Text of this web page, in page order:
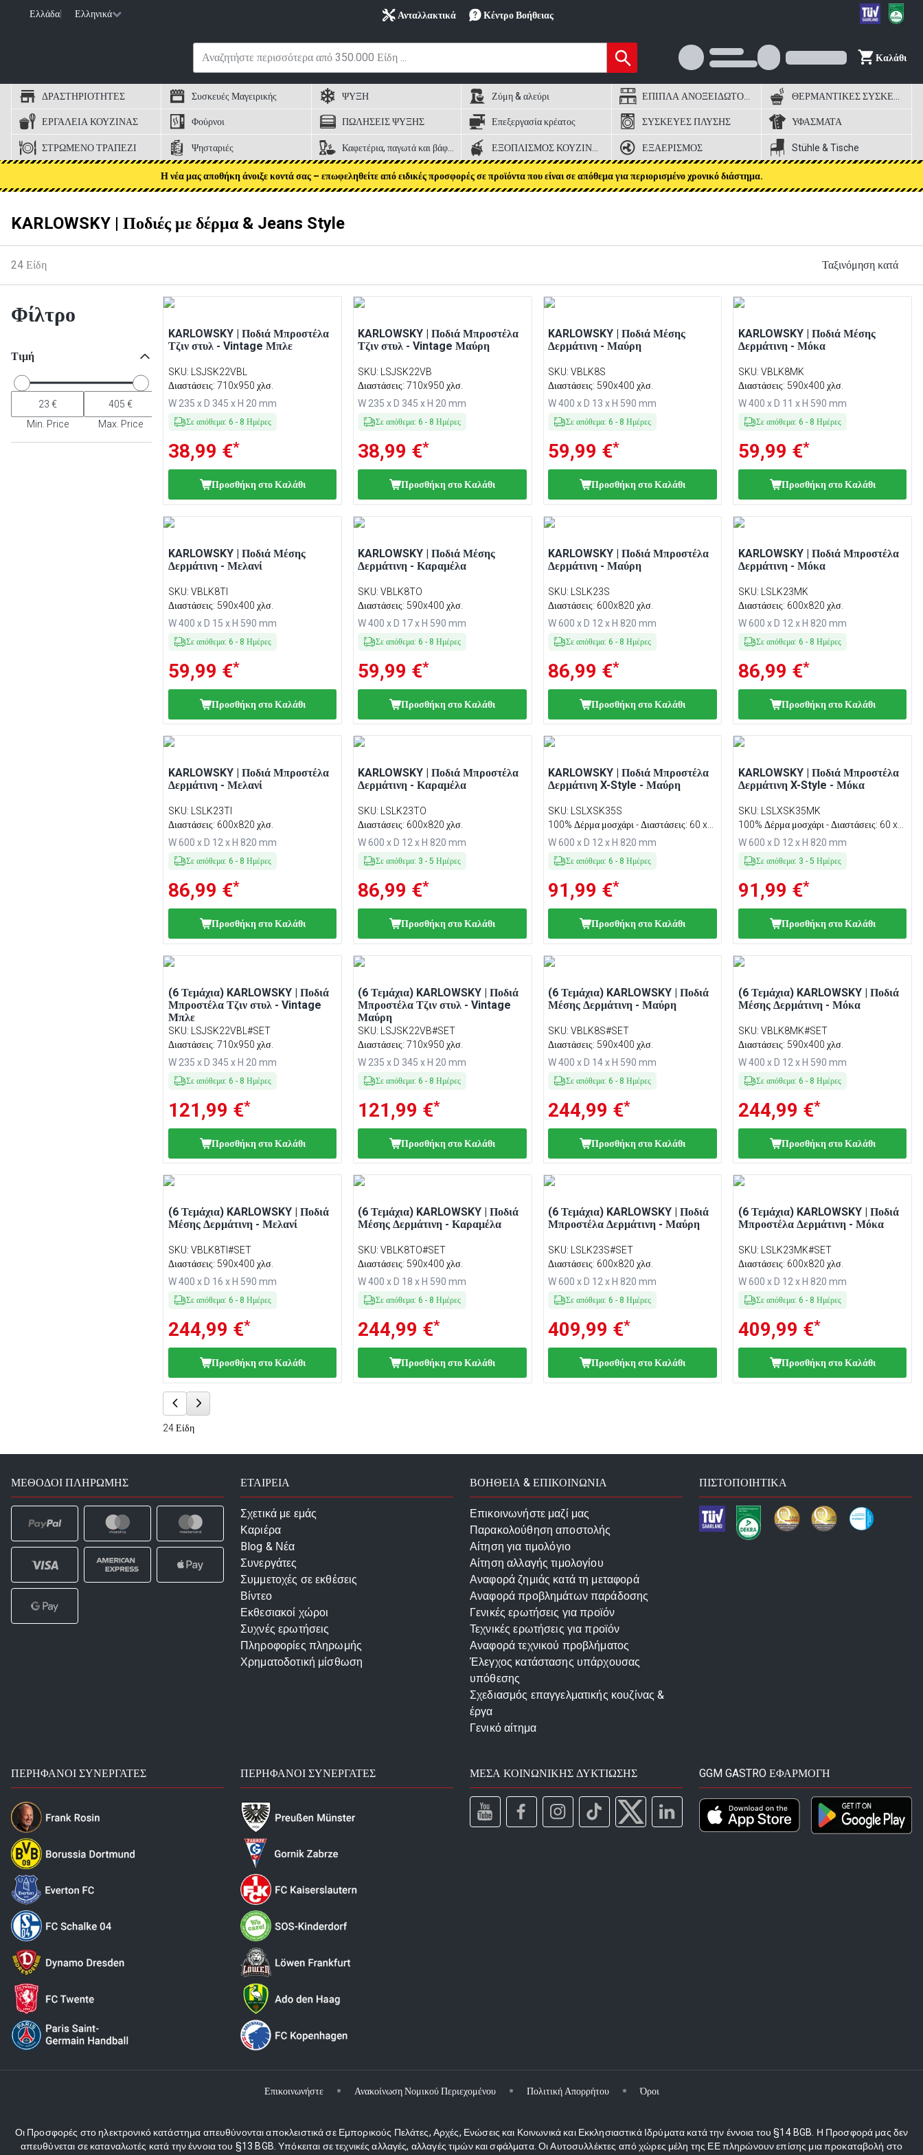
Ελλάδα Ελληνικά Ανταλλακτικά Κέντρο Βοήθειας
Καλάθι
ΔΡΑΣΤΗΡΙΟΤΗΤΕΣ Συσκευές Μαγειρικής ΨΥΞΗ Ζύμη & αλεύρι ΕΠΙΠΛΑ ΑΝΟΞΕΙΔΩΤΟΣ ΧΑΛΥΒΑΣ
ΕΡΓΑΛΕΙΑ ΚΟΥΖΙΝΑΣ Φούρνοι ΠΩΛΗΣΕΙΣ ΨΥΞΗΣ Επεξεργασία κρέατος ΣΥΣΚΕΥΕΣ ΠΛΥΣΗΣ ΥΦΑΣΜΑΤΑ
ΣΤΡΩΜΕΝΟ ΤΡΑΠΕΖΙ Ψησταριές Καφετέρια, παγωτά και βάφλες ΕΞΑΕΡΙΣΜΟΣ Stühle & Tische
Η νέα μας αποθήκη άνοιξε κοντά σας – επωφεληθείτε από ειδικές προσφορές σε προϊόντα που είναι σε απόθεμα για περιορισμένο χρονικό διάστημα.
KARLOWSKY | Ποδιές με δέρμα & Jeans Style
24 Είδη Ταξινόμηση κατά
Φίλτρο
Τιμή
Min. Price Max. Price
KARLOWSKY | Ποδιά Μπροστέλα
Τζιν στυλ - Vintage Μπλε
SKU:
LSJSK22VBL
Διαστάσεις: 710x950 χλσ.
W 235 x D 345 x H 20 mm
Σε απόθεμα: 6 - 8 Ημέρες
38,99 €*
Προσθήκη στο Καλάθι
KARLOWSKY | Ποδιά Μπροστέλα
Τζιν στυλ - Vintage Μαύρη
SKU:
LSJSK22VB
Διαστάσεις: 710x950 χλσ.
W 235 x D 345 x H 20 mm
Σε απόθεμα: 6 - 8 Ημέρες
38,99 €*
Προσθήκη στο Καλάθι
KARLOWSKY | Ποδιά Μέσης
Δερμάτινη - Μαύρη
SKU:VBLK8S
Διαστάσεις: 590x400 χλσ.
W 400 x D 13 x H 590 mm
Σε απόθεμα: 6 - 8 Ημέρες
59,99 €*
Προσθήκη στο Καλάθι
KARLOWSKY | Ποδιά Μέσης
Δερμάτινη - Μόκα
SKU: VBLK8MK
Διαστάσεις: 590x400 χλσ.
W 400 x D 11 x H 590 mm
Σε απόθεμα: 6 - 8 Ημέρες
59,99 €*
Προσθήκη στο Καλάθι
KARLOWSKY | Ποδιά Μέσης
Δερμάτινη - Μελανί
SKU: VBLK8TI
Διαστάσεις: 590x400 χλσ.
W 400 x D 15 x H 590 mm
Σε απόθεμα: 6 - 8 Ημέρες
59,99 €*
Προσθήκη στο Καλάθι
KARLOWSKY | Ποδιά Μέσης
Δερμάτινη - Καραμέλα
SKU:VBLK8TO
Διαστάσεις: 590x400 χλσ.
W 400 x D 17 x H 590 mm
Σε απόθεμα: 6 - 8 Ημέρες
59,99 €*
Προσθήκη στο Καλάθι
KARLOWSKY | Ποδιά Μπροστέλα
Δερμάτινη - Μαύρη
SKU: LSLK23S
Διαστάσεις: 600x820 χλσ.
W 600 x D 12 x H 820 mm
Σε απόθεμα: 6 - 8 Ημέρες
86,99 €*
Προσθήκη στο Καλάθι
KARLOWSKY | Ποδιά Μπροστέλα
Δερμάτινη - Μόκα
SKU: LSLK23MK
Διαστάσεις: 600x820 χλσ.
W 600 x D 12 x H 820 mm
Σε απόθεμα: 6 - 8 Ημέρες
86,99 €*
Προσθήκη στο Καλάθι
KARLOWSKY | Ποδιά Μπροστέλα
Δερμάτινη - Μελανί
SKU:
LSLK23TI
Διαστάσεις: 600x820 χλσ.
W 600 x D 12 x H 820 mm
Σε απόθεμα: 6 - 8 Ημέρες
86,99 €*
Προσθήκη στο Καλάθι
KARLOWSKY | Ποδιά Μπροστέλα
Δερμάτινη - Καραμέλα
SKU:
LSLK23TO
Διαστάσεις: 600x820 χλσ.
W 600 x D 12 x H 820 mm
Σε απόθεμα: 3 -5 Ημέρες
86,99 €*
Προσθήκη στο Καλάθι
KARLOWSKY | Ποδιά Μπροστέλα
Δερμάτινη X-Style - Μαύρη
SKU:
LSLXSK35S
100% Δέρμα μοσχάρι - Διαστάσεις: 60 x
82 εκ.
W 600 x D 12 x H 820 mm
Σε απόθεμα: 6 - 8 Ημέρες
91,99 €*
Προσθήκη στο Καλάθι
KARLOWSKY | Ποδιά Μπροστέλα
Δερμάτινη X-Style - Μόκα
SKU:
LSLXSK35MK
100% Δέρμα μοσχάρι - Διαστάσεις: 60 x
82 εκ.
W 600 x D 12 x H 820 mm
Σε απόθεμα: 3 - 5 Ημέρες
91,99 €*
Προσθήκη στο Καλάθι
(6 Τεμάχια) KARLOWSKY | Ποδιά
Μπροστέλα Τζιν στυλ - Vintage
Μπλε
SKU: LSJSK22VBL#SET
Διαστάσεις: 710x950 χλσ.
W 235 x D 345 x H 20 mm
Σε απόθεμα: 6 - 8 Ημέρες
121,99 €*
Προσθήκη στο Καλάθι
(6 Τεμάχια) KARLOWSKY | Ποδιά
Μπροστέλα Τζιν στυλ - Vintage
Μαύρη
SKU: LSJSK22VB#SET
Διαστάσεις: 710x950 χλσ.
W 235 x D 345 x H 20 mm
Σε απόθεμα: 6 - 8 Ημέρες
121,99 €*
Προσθήκη στο Καλάθι
(6 Τεμάχια) KARLOWSKY | Ποδιά
Μέσης Δερμάτινη - Μαύρη
SKU:VBLK8S#SET
Διαστάσεις: 590x400 χλσ.
W 400 x D 14 x H 590 mm
Σε απόθεμα: 6 - 8 Ημέρες
244,99 €*
Προσθήκη στο Καλάθι
(6 Τεμάχια) KARLOWSKY | Ποδιά
Μέσης Δερμάτινη - Μόκα
SKU: VBLK8MK#SET
Διαστάσεις: 590x400 χλσ.
W 400 x D 12 x H 590 mm
Σε απόθεμα: 6 - 8 Ημέρες
244,99 €*
Προσθήκη στο Καλάθι
(6 Τεμάχια) KARLOWSKY | Ποδιά
Μέσης Δερμάτινη - Μελανί
SKU: VBLK8TI#SET
Διαστάσεις: 590x400 χλσ.
W 400 x D 16 x H 590 mm
Σε απόθεμα: 6 - 8 Ημέρες
244,99 €*
Προσθήκη στο Καλάθι
(6 Τεμάχια) KARLOWSKY | Ποδιά
Μέσης Δερμάτινη - Καραμέλα
SKU:VBLK8TO#SET
Διαστάσεις: 590x400 χλσ.
W 400 x D 18 x H 590 mm
Σε απόθεμα: 6 - 8 Ημέρες
244,99 €*
Προσθήκη στο Καλάθι
(6 Τεμάχια) KARLOWSKY | Ποδιά
Μπροστέλα Δερμάτινη - Μαύρη
SKU:
LSLK23S#SET
Διαστάσεις: 600x820 χλσ.
W 600 x D 12 x H 820 mm
Σε απόθεμα: 6 - 8 Ημέρες
409,99 €*
Προσθήκη στο Καλάθι
(6 Τεμάχια) KARLOWSKY | Ποδιά
Μπροστέλα Δερμάτινη - Μόκα
SKU:
LSLK23MK#SET
Διαστάσεις: 600x820 χλσ.
W 600 x D 12 x H 820 mm
Σε απόθεμα: 6 - 8 Ημέρες
409,99 €*
Προσθήκη στο Καλάθι
24 Είδη
ΜΈΘΟΔΟΙ ΠΛΗΡΩΜΉΣ ΕΤΑΙΡΕΙΑ
Σχετικά με εμάς
Καριέρα
Blog & Νέα
Συνεργάτες
Συμμετοχές σε εκθέσεις
Βίντεο
Εκθεσιακοί χώροι
Συχνές ερωτήσεις
Πληροφορίες πληρωμής
Χρηματοδοτική μίσθωση
ΒΟΗΘΕΙΑ & ΕΠΙΚΟΙΝΩΝΙΑ
Επικοινωνήστε μαζί μας
Παρακολούθηση αποστολής
Αίτηση για τιμολόγιο
Αίτηση αλλαγής τιμολογίου
Αναφορά ζημιάς κατά τη μεταφορά
Αναφορά προβλημάτων παράδοσης
Γενικές ερωτήσεις για προϊόν
Τεχνικές ερωτήσεις για προϊόν
Αναφορά τεχνικού προβλήματος
Έλεγχος κατάστασης υπάρχουσας
υπόθεσης
Σχεδιασμός επαγγελματικής κουζίνας &
έργα
Γενικό αίτημα
ΠΙΣΤΟΠΟΙΗΤΙΚΆ
ΠΕΡΉΦΑΝΟΙ ΣΥΝΕΡΓΆΤΕΣ ΠΕΡΉΦΑΝΟΙ ΣΥΝΕΡΓΆΤΕΣ ΜΈΣΑ ΚΟΙΝΩΝΙΚΉΣ ΔΥΚΤΊΩΣΗΣ GGM GASTRO ΕΦΑΡΜΟΓΉ
Επικοινωνήστε Ανακοίνωση Νομικού Περιεχομένου Πολιτική Απορρήτου Όροι
Οι Προσφορές στο ηλεκτρονικό κατάστημα απευθύνονται αποκλειστικά σε Εμπορικούς Πελάτες, Αρχές, Ενώσεις και Κοινωνικά και Εκκλησιαστικά Ιδρύματα κατά την έννοια του §14 BGB. Η Προσφορά μας δεν
απευθύνεται σε καταναλωτές κατά την έννοια του §13 BGB. Υπόκειται σε τεχνικές αλλαγές, αλλαγές τιμών και σφάλματα. Οι Αυτοσυλλέκτες από χώρες μέλη της ΕΕ πληρώνουν επίσης μια προκαταβολή στο